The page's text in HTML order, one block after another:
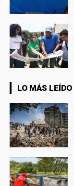
LO MÁS LEÍDO